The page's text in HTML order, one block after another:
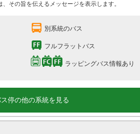
その旨を伝えるメッセージを表示します。
別系統のバス
フルフラットバス
ラッピングバス情報あり
停の他の系統を見る